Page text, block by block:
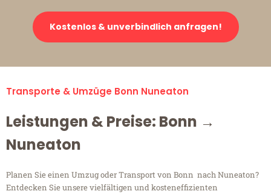
Kostenlos & unverbindlich anfragen!
Transporte & Umzüge Bonn Nuneaton
Leistungen & Preise: Bonn →
Nuneaton
Planen Sie einen Umzug oder Transport von Bonn nach Nuneaton?
Entdecken Sie unsere vielfältigen und kosteneffizienten